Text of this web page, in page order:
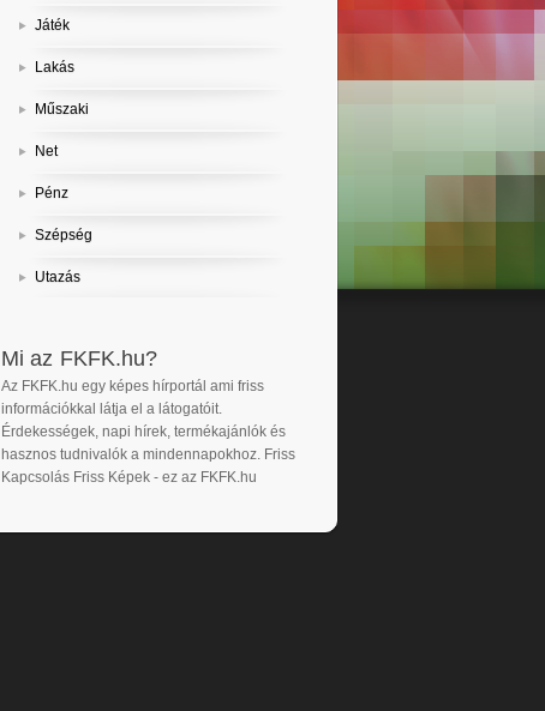
Játék
Lakás
Műszaki
Net
Pénz
Szépség
Utazás
Mi az FKFK.hu?
Az FKFK.hu egy képes hírportál ami friss
információkkal látja el a látogatóit.
Érdekességek, napi hírek, termékajánlók és
hasznos tudnivalók a mindennapokhoz. Friss
Kapcsolás Friss Képek - ez az FKFK.hu